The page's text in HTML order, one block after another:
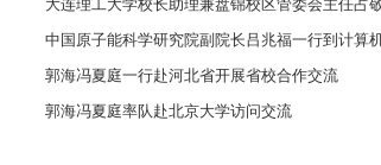
大连理工大学校长助理兼盘锦校区管委会主任占
中国原子能科学研究院副院长吕兆福一行到计算
郭海冯夏庭一行赴河北省开展省校合作交流
郭海冯夏庭率队赴北京大学访问交流